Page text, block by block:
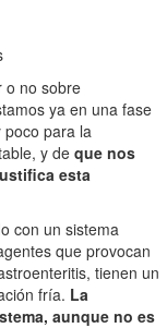
o no sobre
ya en una fase
para la
y de que nos
esta
con un sistema
que provocan
tienen un
fría. La
aunque no es